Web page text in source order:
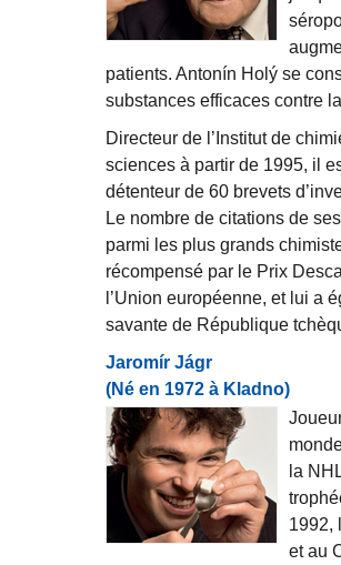
patients. Antonín Holý se
substances efficaces contre
Directeur de l’Institut de
sciences à partir de 1995, il
détenteur de 60 brevets
Le nombre de citations de
parmi les plus grands
récompensé par le Prix
l’Union européenne, et lui a
savante de République
Jaromír Jágr
(Né en 1972 à Kladno)
la
1992,
et au